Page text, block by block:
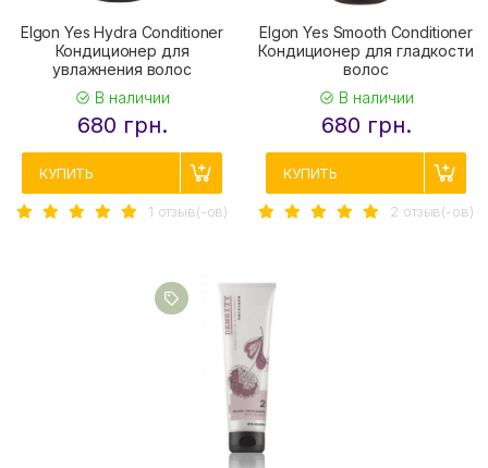
Elgon Yes Hydra Conditioner
Кондиционер для
увлажнения волос
В наличии
680 грн.
КУПИТЬ
1 отзыв(-ов)
Elgon Yes Smooth Conditioner
Кондиционер для гладкости
волос
В наличии
680 грн.
КУПИТЬ
2 отзыв(-ов)